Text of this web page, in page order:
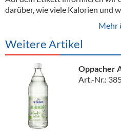
darüber, wie viele Kalorien und
Mehr
Weitere Artikel
Oppacher
Art.-Nr.: